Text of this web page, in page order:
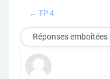
← TP 4
Type d'affichage